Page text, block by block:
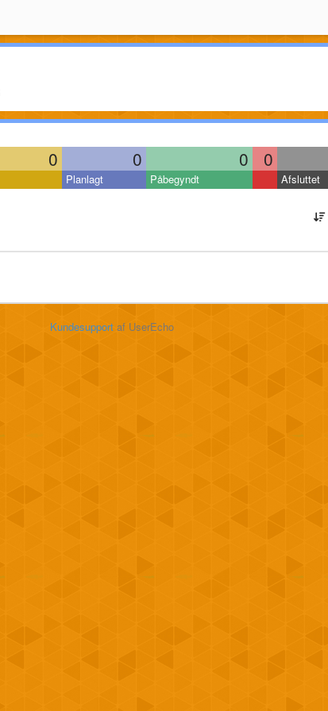
0 0 0 0
Planlagt Påbegyndt Afsluttet
Kundesupportaf UserEcho